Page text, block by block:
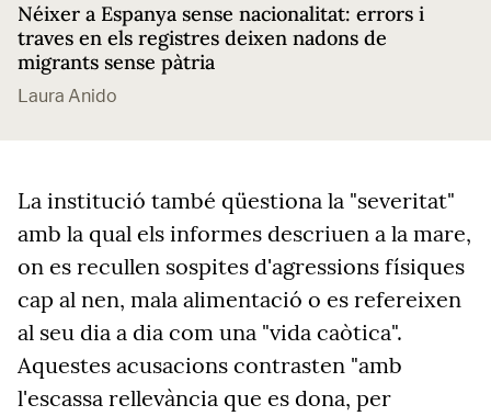
Néixer a Espanya sense nacionalitat: errors i
traves en els registres deixen nadons de
migrants sense pàtria
Laura Anido
La institució també qüestiona la "severitat"
amb la qual els informes descriuen a la mare,
on es recullen sospites d'agressions físiques
cap al nen, mala alimentació o es refereixen
al seu dia a dia com una "vida caòtica".
Aquestes acusacions contrasten "amb
l'escassa rellevància que es dona, per